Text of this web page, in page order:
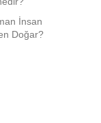
İnsan
Doğar?